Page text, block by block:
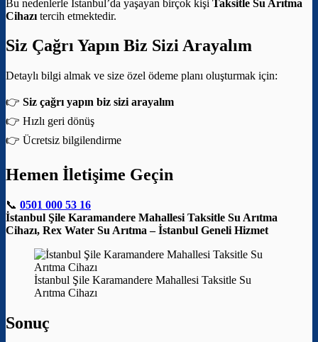
Bu nedenlerle İstanbul’da yaşayan birçok kişi Taksitle Su Arıtma
Cihazı tercih etmektedir.
Siz Çağrı Yapın Biz Sizi Arayalım
Detaylı bilgi almak ve size özel ödeme planı oluşturmak için:
👉 Siz çağrı yapın biz sizi arayalım
👉 Hızlı geri dönüş
👉 Ücretsiz bilgilendirme
Hemen İletişime Geçin
📞 0501 000 53 16
İstanbul Şile Karamandere Mahallesi Taksitle Su Arıtma
Cihazı, Rex Water Su Arıtma – İstanbul Geneli Hizmet
İstanbul Şile Karamandere Mahallesi Taksitle Su
Arıtma Cihazı
Sonuç